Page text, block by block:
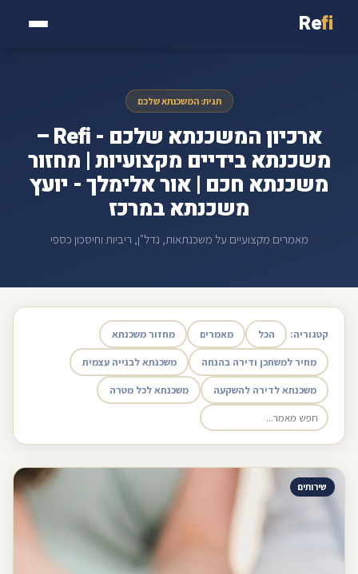
Refi
תגית: המשכנתא שלכם
ארכיון המשכנתא שלכם - Refi –
משכנתא בידיים מקצועיות | מחזור
משכנתא חכם | אור אלימלך - יועץ
משכנתא במרכז
מאמרים מקצועיים על משכנתאות, נדל"ן, ריביות וחיסכון כספי
קטגוריה: הכל מאמרים מחזור משכנתא
מחיר למשתכן ודירה בהנחה משכנתא לבנייה עצמית
משכנתא לדירה להשקעה משכנתא לכל מטרה
שירותים